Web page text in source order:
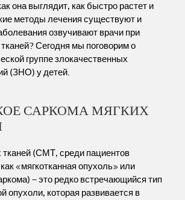
она выглядит, как быстро растет и
методы лечения существуют и
озвучивают врачи при
Сегодня мы поговорим о
группе злокачественных
(ЗНО) у детей.
САРКОМА МЯГКИХ
тканей (СМТ, среди пациентов
«мягкотканная опухоль» или
– это редко встречающийся тип
опухоли, которая развивается в